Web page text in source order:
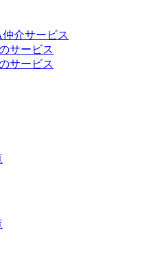
介サービス
サービス
サービス